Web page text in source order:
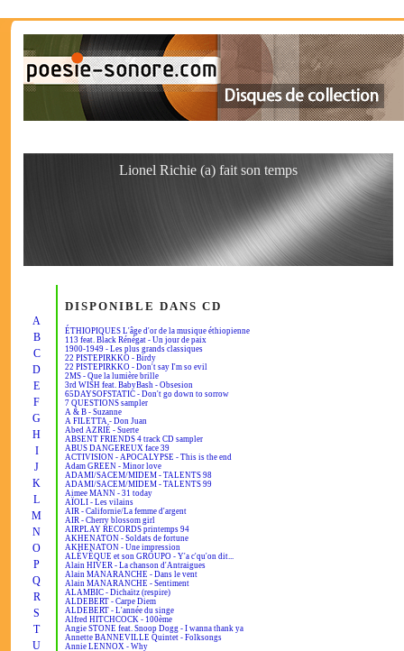
Lionel Richie (a) fait son temps
A
B
C
D
E
F
G
H
I
J
K
L
M
N
O
P
Q
R
S
T
U
DISPONIBLE DANS CD
ÉTHIOPIQUES L'âge d'or de la musique éthiopienne
113 feat. Black Rénégat - Un jour de paix
1900-1949 - Les plus grands classiques
22 PISTEPIRKKO - Birdy
22 PISTEPIRKKO - Don't say I'm so evil
2MS - Que la lumière brille
3rd WISH feat. BabyBash - Obsesion
65DAYSOFSTATIC - Don't go down to sorrow
7 QUESTIONS sampler
A & B - Suzanne
A FILETTA - Don Juan
Abed AZRIÉ - Suerte
ABSENT FRIENDS 4 track CD sampler
ABUS DANGEREUX face 39
ACTIVISION - APOCALYPSE - This is the end
Adam GREEN - Minor love
ADAMI/SACEM/MIDEM - TALENTS 98
ADAMI/SACEM/MIDEM - TALENTS 99
Aimee MANN - 31 today
AÏOLI - Les vilains
AIR - Californie/La femme d'argent
AIR - Cherry blossom girl
AIRPLAY RECORDS printemps 94
AKHENATON - Soldats de fortune
AKHENATON - Une impression
ALÉVÊQUE et son GROUPO - Y'a c'qu'on dit...
Alain HIVER - La chanson d'Antraigues
Alain MANARANCHE - Dans le vent
Alain MANARANCHE - Sentiment
ALAMBIC - Dichaïtz (respire)
ALDEBERT - Carpe Diem
ALDEBERT - L'année du singe
Alfred HITCHCOCK - 100ème
Angie STONE feat. Snoop Dogg - I wanna thank ya
Annette BANNEVILLE Quintet - Folksongs
Annie LENNOX - Why